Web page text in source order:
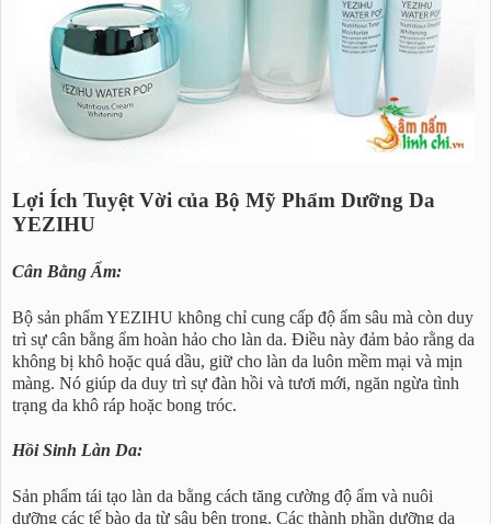
Lợi Ích Tuyệt Vời của Bộ Mỹ Phẩm Dưỡng Da
YEZIHU
Cân Bằng Ẩm:
Bộ sản phẩm YEZIHU không chỉ cung cấp độ ẩm sâu mà còn duy
trì sự cân bằng ẩm hoàn hảo cho làn da. Điều này đảm bảo rằng da
không bị khô hoặc quá dầu, giữ cho làn da luôn mềm mại và mịn
màng. Nó giúp da duy trì sự đàn hồi và tươi mới, ngăn ngừa tình
trạng da khô ráp hoặc bong tróc.
Hồi Sinh Làn Da:
Sản phẩm tái tạo làn da bằng cách tăng cường độ ẩm và nuôi
dưỡng các tế bào da từ sâu bên trong. Các thành phần dưỡng da